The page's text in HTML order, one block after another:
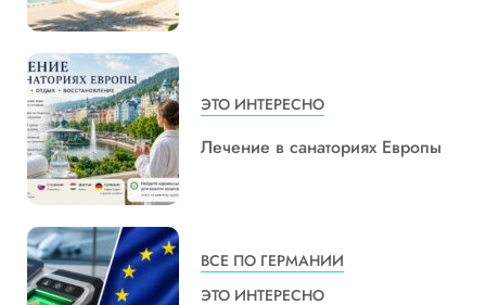
ЭТО ИНТЕРЕСНО
Лечение в санаториях Европы
ВСЕ ПО ГЕРМАНИИ
ЭТО ИНТЕРЕСНО